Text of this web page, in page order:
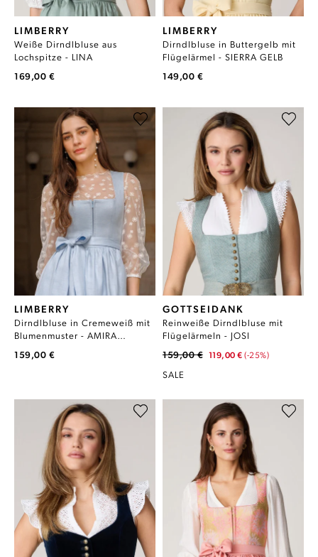
LIMBERRY
Weiße Dirndlbluse aus
Lochspitze - LINA
169,00 €
LIMBERRY
Dirndlbluse in Buttergelb mit
Flügelärmel - SIERRA GELB
149,00 €
LIMBERRY
Dirndlbluse in Cremeweiß mit
Blumenmuster - AMIRA
159,00 €
GOTTSEIDANK
Reinweiße Dirndlbluse mit
Flügelärmeln - JOSI
159,00 € 119,00 € (-25%)
SALE